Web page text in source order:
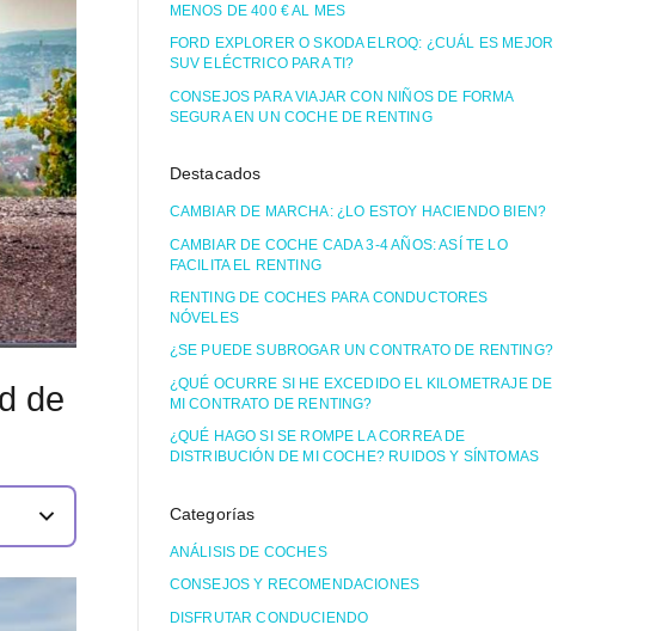
de
MENOS DE 400 € AL MES
FORD EXPLORER O SKODA ELROQ: ¿CUÁL ES MEJOR
SUV ELÉCTRICO PARA TI?
CONSEJOS PARA VIAJAR CON NIÑOS DE FORMA
SEGURA EN UN COCHE DE RENTING
Destacados
CAMBIAR DE MARCHA: ¿LO ESTOY HACIENDO BIEN?
CAMBIAR DE COCHE CADA 3-4 AÑOS: ASÍ TE LO
FACILITA EL RENTING
RENTING DE COCHES PARA CONDUCTORES
NÓVELES
¿SE PUEDE SUBROGAR UN CONTRATO DE RENTING?
¿QUÉ OCURRE SI HE EXCEDIDO EL KILOMETRAJE DE
MI CONTRATO DE RENTING?
¿QUÉ HAGO SI SE ROMPE LA CORREA DE
DISTRIBUCIÓN DE MI COCHE? RUIDOS Y SÍNTOMAS
Categorías
ANÁLISIS DE COCHES
CONSEJOS Y RECOMENDACIONES
DISFRUTAR CONDUCIENDO